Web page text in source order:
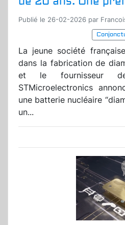
Publié le 26-02-2026 par
La jeune société
dans la fabrication de
et le fournisseur de
STMicroelectronics
une batterie nucléaire
un...